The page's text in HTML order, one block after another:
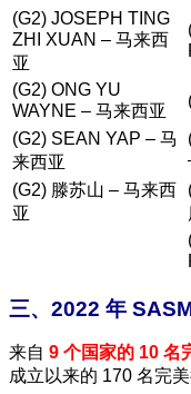
(G2) JOSEPH TING
ZHI XUAN – 马来西
亚
(G2) ONG YU
WAYNE – 马来西亚
(G2) SEAN YAP – 马
来西亚
(G2) 滕苏山 – 马来西
亚
三、2022 年
来自 9 个国家的 10 名
成立以来的 170 名完美